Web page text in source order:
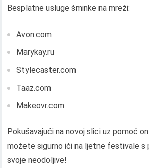
Besplatne usluge šminke na mreži:
Avon.com
Marykay.ru
Stylecaster.com
Taaz.com
Makeovr.com
Pokušavajući na novoj slici uz pomoć
možete sigurno ići na ljetne festivale s
svoje neodoljive!